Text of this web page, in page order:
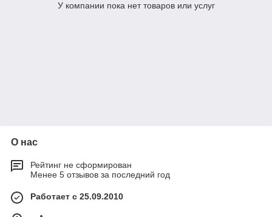
У компании пока нет товаров или услуг
О нас
Рейтинг не сформирован
Менее 5 отзывов за последний год
Работает с 25.09.2010